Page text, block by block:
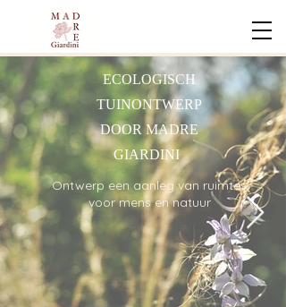
ECOLOGISCH
TUINONTWERP
DOOR MADRE
GIARDINI
Ontwerp een aanleg van ruimtes
voor mens en natuur